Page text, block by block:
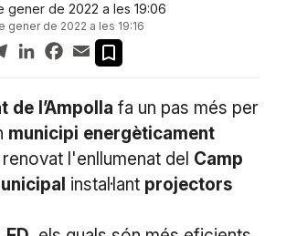
gener de 2022 a les 19:06
gener de 2022 a les 19:16
TelegramLinkedInFacebook
Email
de l’Ampolla fa un pas més per
municipi energèticament
l'enllumenat del Camp
instal·lant projectors